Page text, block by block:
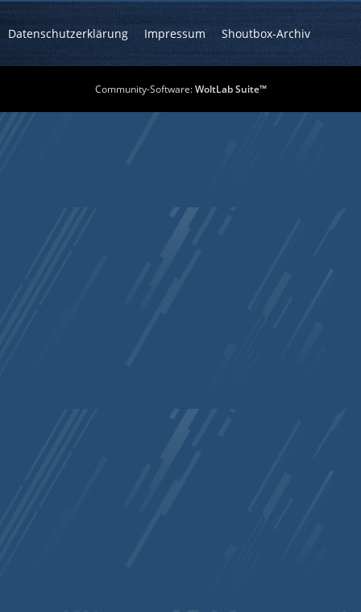
Datenschutzerklärung Impressum Shoutbox-Archiv
Community-Software:WoltLab Suite™